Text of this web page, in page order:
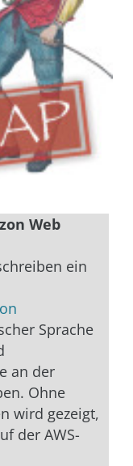
Web
ein
Sprache
an der
Ohne
wird gezeigt,
der AWS-